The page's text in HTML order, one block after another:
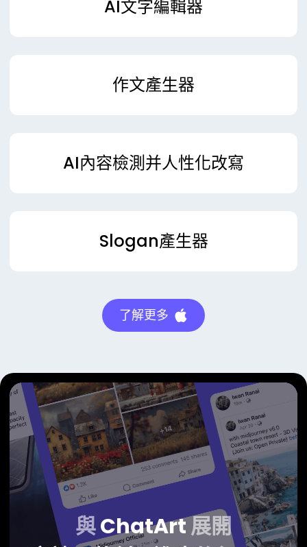
AI文字編輯器
作文產生器
AI內容檢測并人性化改寫
Slogan產生器
了解更多
與ChatArt展開